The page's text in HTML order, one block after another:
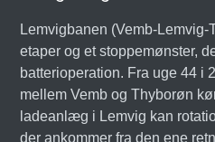
Lemvigbanen (Vemb-
etaper og et stoppemønster,
batterioperation. Fra uge 44 i
mellem Vemb og Thyborøn
ladeanlæg i Lemvig kan
der ankommer fra den ene